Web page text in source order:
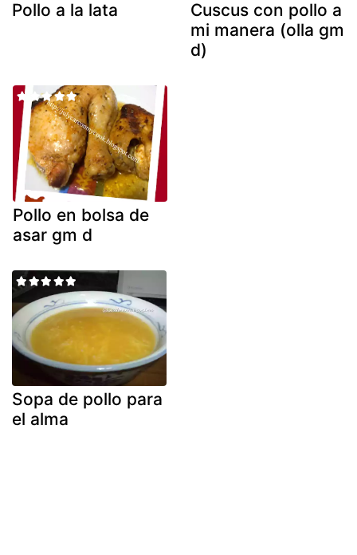
Pollo a la lata
Cuscus con pollo a
mi manera (olla gm
d)
Pollo en bolsa de
asar gm d
Sopa de pollo para
el alma